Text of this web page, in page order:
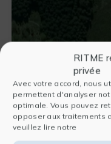
RITME
privée
Avec votre accord, nous
permettent d'analyser
optimale. Vous pouvez
opposer aux traitements
veuillez lire notre